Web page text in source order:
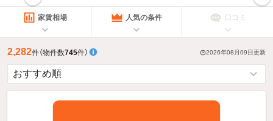
指定した賃料で絞り込む
家賃相場 人気の条件 口コミ
2,282件（物件数745件） 2026年08月09日更新